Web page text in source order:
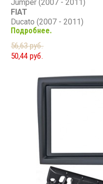
Jumper (2007 - 2011)
FIAT
Ducato (2007 - 2011)
PEUGEOT
Boxer (2006 - 2011)
Подробнее.
56,63 руб.
50,44 руб.